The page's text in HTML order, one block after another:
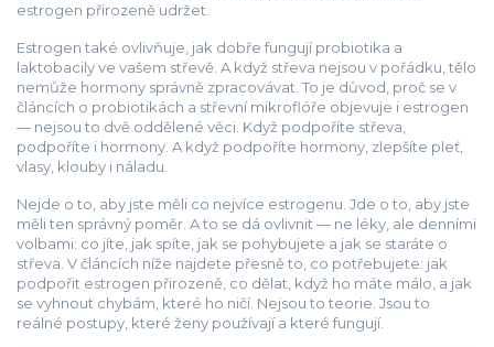
estrogen přirozeně udržet.
Estrogen také ovlivňuje, jak dobře fungují probiotika a
laktobacily ve vašem střevě. A když střeva nejsou v pořádku, tělo
nemůže hormony správně zpracovávat. To je důvod, proč se v
článcích o probiotikách a střevní mikroflóře objevuje i estrogen
— nejsou to dvě oddělené věci. Když podpoříte střeva,
podpoříte i hormony. A když podpoříte hormony, zlepšíte pleť,
vlasy, klouby i náladu.
Nejde o to, aby jste měli co nejvíce estrogenu. Jde o to, aby jste
měli ten správný poměr. A to se dá ovlivnit — ne léky, ale denními
volbami: co jíte, jak spíte, jak se pohybujete a jak se staráte o
střeva. V článcích níže najdete přesně to, co potřebujete: jak
podpořit estrogen přirozeně, co dělat, když ho máte málo, a jak
se vyhnout chybám, které ho ničí. Nejsou to teorie. Jsou to
reálné postupy, které ženy používají a které fungují.